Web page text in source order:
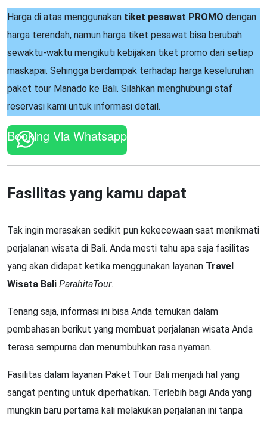
Harga di atas menggunakan tiket pesawat PROMO dengan
harga terendah, namun harga tiket pesawat bisa berubah
sewaktu-waktu mengikuti kebijakan tiket promo dari setiap
maskapai. Sehingga berdampak terhadap harga keseluruhan
paket tour Manado ke Bali. Silahkan menghubungi staf
reservasi kami untuk informasi detail.
Booking Via Whatsapp
Fasilitas yang kamu dapat
Tak ingin merasakan sedikit pun kekecewaan saat menikmati
perjalanan wisata di Bali. Anda mesti tahu apa saja fasilitas
yang akan didapat ketika menggunakan layanan Travel
Wisata Bali ParahitaTour.
Tenang saja, informasi ini bisa Anda temukan dalam
pembahasan berikut yang membuat perjalanan wisata Anda
terasa sempurna dan menumbuhkan rasa nyaman.
Fasilitas dalam layanan Paket Tour Bali menjadi hal yang
sangat penting untuk diperhatikan. Terlebih bagi Anda yang
mungkin baru pertama kali melakukan perjalanan ini tanpa